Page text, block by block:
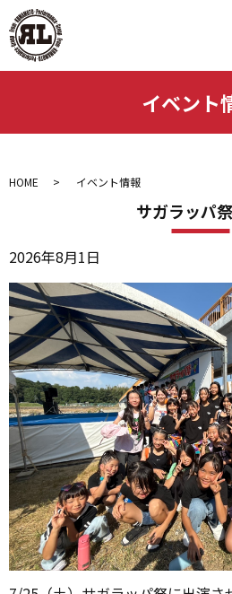
イベント
HOME イベント情報
サガラッパ
2026年8月1日